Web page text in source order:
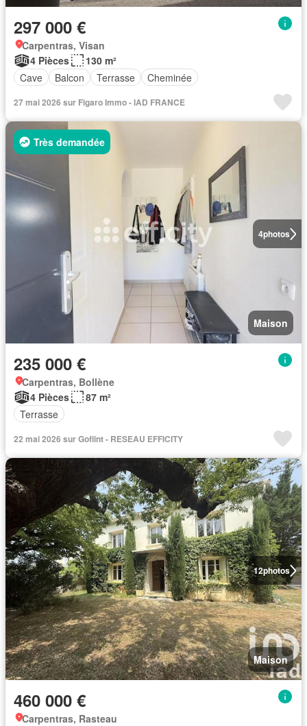
297 000 €
Carpentras, Visan
4 Pièces
130 m²
Cave
Balcon Terrasse Cheminée
27 mai 2026 sur Figaro Immo - IAD FRANCE
4photos
Très demandée
Maison
235 000 €
Carpentras, Bollène
4 Pièces
87 m²
Terrasse
22 mai 2026 sur Goflint - RESEAU EFFICITY
12photos
Maison
460 000 €
Carpentras, Rasteau